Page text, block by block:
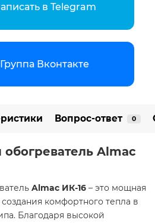
в Telegram
Группа Вконтакте
Вопрос-ответ 0
Almac
Almac ИК-16 – это мощная
комфортного тепла в
Благодаря высокой